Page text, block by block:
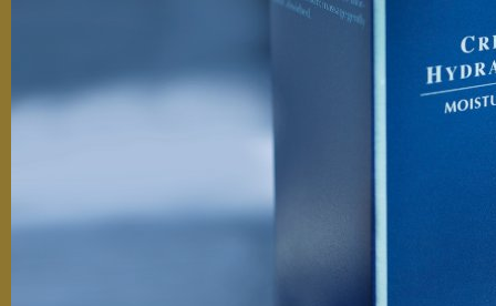
Jump to navigation